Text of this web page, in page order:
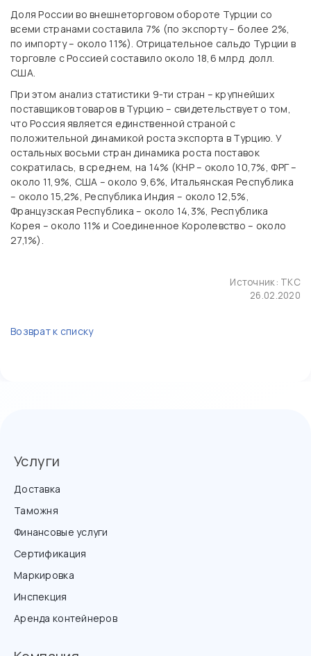
Доля России во внешнеторговом обороте Турции со
всеми странами составила 7% (по экспорту – более 2%,
по импорту – около 11%). Отрицательное сальдо Турции в
торговле с Россией составило около 18,6 млрд. долл.
США.
При этом анализ статистики 9-ти стран – крупнейших
поставщиков товаров в Турцию – свидетельствует о том,
что Россия является единственной страной с
положительной динамикой роста экспорта в Турцию. У
остальных восьми стран динамика роста поставок
сократилась, в среднем, на 14% (КНР – около 10,7%, ФРГ –
около 11,9%, США – около 9,6%, Итальянская Республика
– около 15,2%, Республика Индия – около 12,5%,
Французская Республика – около 14,3%, Республика
Корея – около 11% и Соединенное Королевство – около
27,1%).
Источник: ТКС
26.02.2020
Возврат к списку
Услуги
Доставка
Таможня
Финансовые услуги
Сертификация
Маркировка
Инспекция
Аренда контейнеров